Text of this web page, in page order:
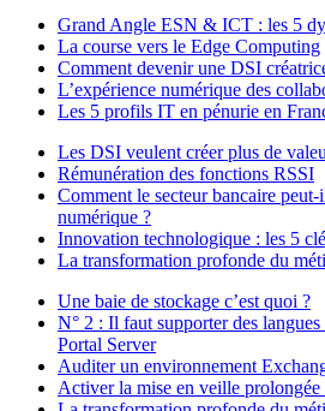
Grand Angle ESN & ICT : les 5
La course vers le Edge Computing
Comment devenir une DSI
L’expérience numérique des
Les 5 profils IT en pénurie en
Les DSI veulent créer plus de
Rémunération des fonctions RSSI
Comment le secteur bancaire
numérique ?
Innovation technologique : les 5
La transformation profonde du
Une baie de stockage c’est quoi ?
N° 2 : Il faut supporter des
Portal Server
Auditer un environnement
Activer la mise en veille